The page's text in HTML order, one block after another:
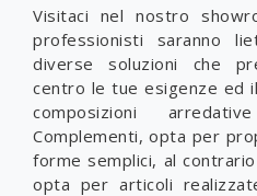
Visitaci nel nostro
professionisti saranno
diverse soluzioni che
centro le tue esigenze ed
composizioni
Complementi, opta per
forme semplici, al
opta per articoli